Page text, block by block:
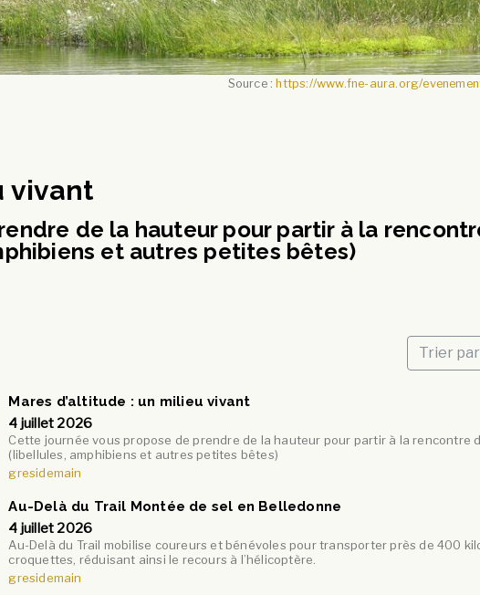
Source : https://www.fne-aura.org/
vivant
de la hauteur pour partir à la
et autres petites bêtes)
Trier
Mares d’altitude : un milieu vivant
4 juillet 2026
Cette journée vous propose de prendre de la hauteur pour partir à la rencontre
(libellules, amphibiens et autres petites bêtes)
gresidemain
Au-Delà du Trail Montée de sel en Belledonne
4 juillet 2026
Au-Delà du Trail mobilise coureurs et bénévoles pour transporter près de 400
croquettes, réduisant ainsi le recours à l’hélicoptère.
gresidemain